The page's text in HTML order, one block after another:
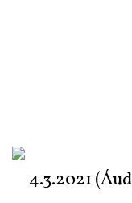
4.3.2021